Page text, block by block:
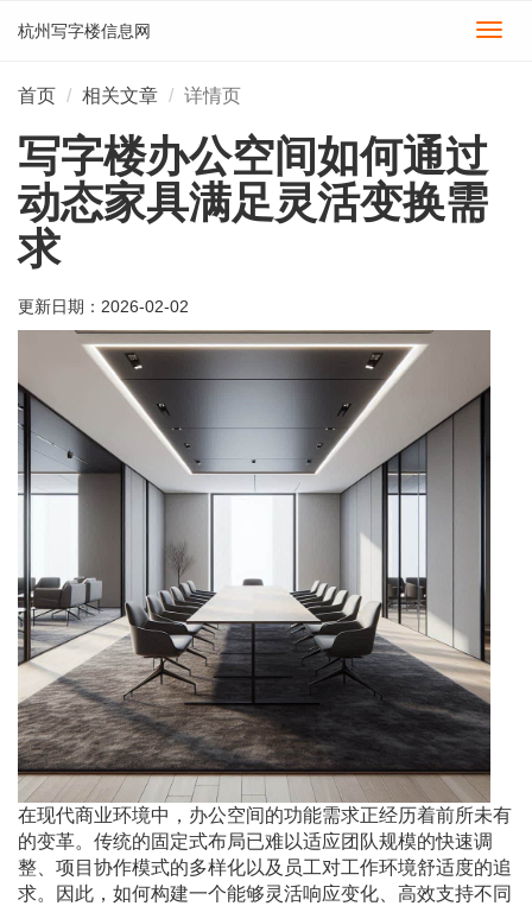
切
杭州写字楼信息网
首页 相关文章 详情页
写字楼办公空间如何通过
动态家具满足灵活变换需
求
更新日期： 2026-02-02
在现代商业环境中，办公空间的功能需求正经历着前所未有
的变革。传统的固定式布局已难以适应团队规模的快速调
整、项目协作模式的多样化以及员工对工作环境舒适度的追
求。因此，如何构建一个能够灵活响应变化、高效支持不同